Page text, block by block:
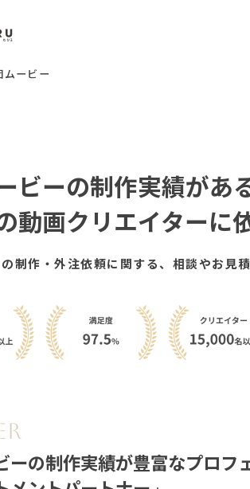
ムービー
ビーの制作実績があ
動画クリエイターに
制作・外注依頼に関する、相談やお見
ーの制作実績が豊富なプロフ